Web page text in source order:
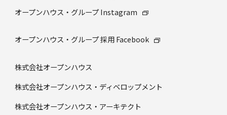
オープンハウス・グループ Instagram
オープンハウス・グループ 採⽤ Facebook
株式会社オープンハウス
株式会社オープンハウス・ディベロップメント
株式会社オープンハウス・アーキテクト